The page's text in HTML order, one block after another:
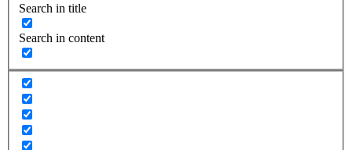
Search in title
Search in content